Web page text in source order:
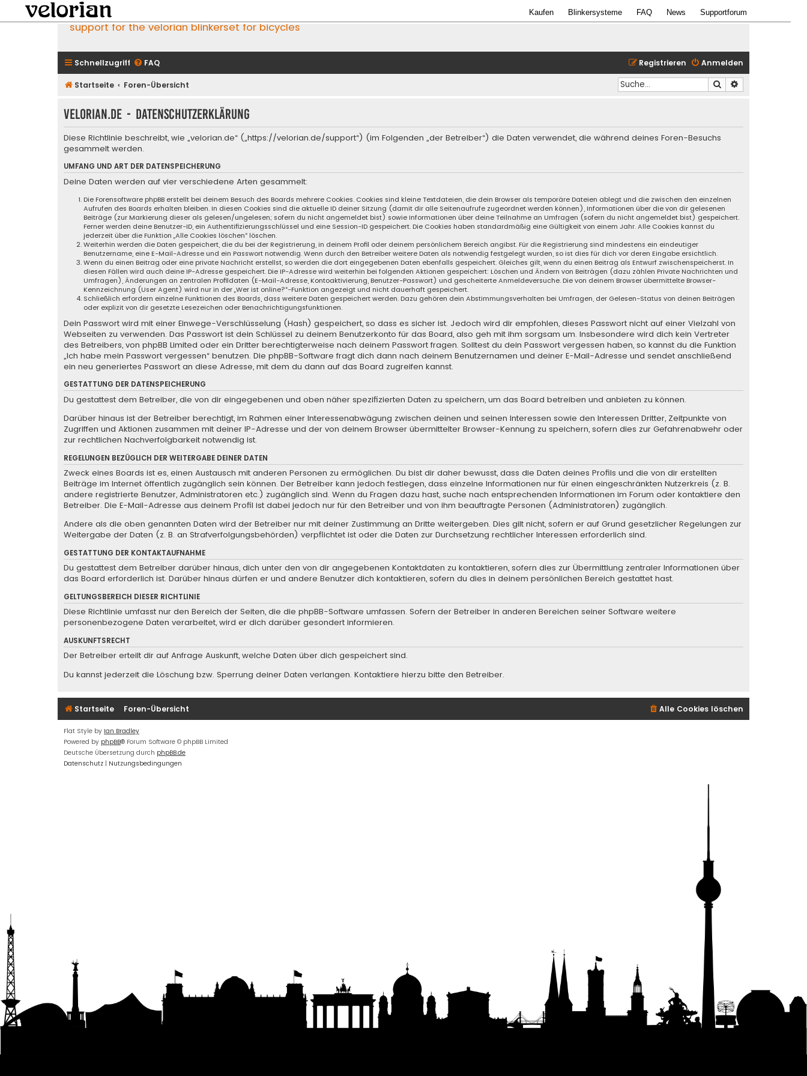
Kaufen Blinkersysteme FAQ News Supportforum
support for the velorian blinkerset for bicycles
Schnellzugriff FAQ Anmelden
Registrieren
Startseite Foren-Übersicht Suche
velorian.de - Datenschutzerklärung
Diese Richtlinie beschreibt, wie „velorian.de“ („https://velorian.de/support“) (im Folgenden „der Betreiber“) die Daten verwendet, die während deines Foren-Besuchs
gesammelt werden.
UMFANG UND ART DER DATENSPEICHERUNG
Deine Daten werden auf vier verschiedene Arten gesammelt:
Die Forensoftware phpBB erstellt bei deinem Besuch des Boards mehrere Cookies. Cookies sind kleine Textdateien, die dein Browser als temporäre Dateien ablegt und die zwischen den einzelnen
Aufrufen des Boards erhalten bleiben. In diesen Cookies sind die aktuelle ID deiner Sitzung (damit dir alle Seitenaufrufe zugeordnet werden können), Informationen über die von dir gelesenen
Beiträge (zur Markierung dieser als gelesen/ungelesen; sofern du nicht angemeldet bist) sowie Informationen über deine Teilnahme an Umfragen (sofern du nicht angemeldet bist) gespeichert.
Ferner werden deine Benutzer-ID, ein Authentifizierungsschlüssel und eine Session-ID gespeichert. Die Cookies haben standardmäßig eine Gültigkeit von einem Jahr. Alle Cookies kannst du
jederzeit über die Funktion „Alle Cookies löschen“ löschen.
Weiterhin werden die Daten gespeichert, die du bei der Registrierung, in deinem Profil oder deinem persönlichem Bereich angibst. Für die Registrierung sind mindestens ein eindeutiger
Benutzername, eine E-Mail-Adresse und ein Passwort notwendig. Wenn durch den Betreiber weitere Daten als notwendig festgelegt wurden, so ist dies für dich vor deren Eingabe ersichtlich.
Wenn du einen Beitrag oder eine private Nachricht erstellst, so werden die dort eingegebenen Daten ebenfalls gespeichert. Gleiches gilt, wenn du einen Beitrag als Entwurf zwischenspeicherst. In
diesen Fällen wird auch deine IP-Adresse gespeichert. Die IP-Adresse wird weiterhin bei folgenden Aktionen gespeichert: Löschen und Ändern von Beiträgen (dazu zählen Private Nachrichten und
Umfragen), Änderungen an zentralen Profildaten (E-Mail-Adresse, Kontoaktivierung, Benutzer-Passwort) und gescheiterte Anmeldeversuche. Die von deinem Browser übermittelte Browser-
Kennzeichnung (User Agent) wird nur in der „Wer ist online?“-Funktion angezeigt und nicht dauerhaft gespeichert.
Schließlich erfordern einzelne Funktionen des Boards, dass weitere Daten gespeichert werden. Dazu gehören dein Abstimmungsverhalten bei Umfragen, der Gelesen-Status von deinen Beiträgen
oder explizit von dir gesetzte Lesezeichen oder Benachrichtigungsfunktionen.
Dein Passwort wird mit einer Einwege-Verschlüsselung (Hash) gespeichert, so dass es sicher ist. Jedoch wird dir empfohlen, dieses Passwort nicht auf einer Vielzahl von
Webseiten zu verwenden. Das Passwort ist dein Schlüssel zu deinem Benutzerkonto für das Board, also geh mit ihm sorgsam um. Insbesondere wird dich kein Vertreter
des Betreibers, von phpBB Limited oder ein Dritter berechtigterweise nach deinem Passwort fragen. Solltest du dein Passwort vergessen haben, so kannst du die Funktion
„Ich habe mein Passwort vergessen“ benutzen. Die phpBB-Software fragt dich dann nach deinem Benutzernamen und deiner E-Mail-Adresse und sendet anschließend
ein neu generiertes Passwort an diese Adresse, mit dem du dann auf das Board zugreifen kannst.
GESTATTUNG DER DATENSPEICHERUNG
Du gestattest dem Betreiber, die von dir eingegebenen und oben näher spezifizierten Daten zu speichern, um das Board betreiben und anbieten zu können.
Darüber hinaus ist der Betreiber berechtigt, im Rahmen einer Interessenabwägung zwischen deinen und seinen Interessen sowie den Interessen Dritter, Zeitpunkte von
Zugriffen und Aktionen zusammen mit deiner IP-Adresse und der von deinem Browser übermittelter Browser-Kennung zu speichern, sofern dies zur Gefahrenabwehr oder
zur rechtlichen Nachverfolgbarkeit notwendig ist.
REGELUNGEN BEZÜGLICH DER WEITERGABE DEINER DATEN
Zweck eines Boards ist es, einen Austausch mit anderen Personen zu ermöglichen. Du bist dir daher bewusst, dass die Daten deines Profils und die von dir erstellten
Beiträge im Internet öffentlich zugänglich sein können. Der Betreiber kann jedoch festlegen, dass einzelne Informationen nur für einen eingeschränkten Nutzerkreis (z. B.
andere registrierte Benutzer, Administratoren etc.) zugänglich sind. Wenn du Fragen dazu hast, suche nach entsprechenden Informationen im Forum oder kontaktiere den
Betreiber. Die E-Mail-Adresse aus deinem Profil ist dabei jedoch nur für den Betreiber und von ihm beauftragte Personen (Administratoren) zugänglich.
Andere als die oben genannten Daten wird der Betreiber nur mit deiner Zustimmung an Dritte weitergeben. Dies gilt nicht, sofern er auf Grund gesetzlicher Regelungen zur
Weitergabe der Daten (z. B. an Strafverfolgungsbehörden) verpflichtet ist oder die Daten zur Durchsetzung rechtlicher Interessen erforderlich sind.
GESTATTUNG DER KONTAKTAUFNAHME
Du gestattest dem Betreiber darüber hinaus, dich unter den von dir angegebenen Kontaktdaten zu kontaktieren, sofern dies zur Übermittlung zentraler Informationen über
das Board erforderlich ist. Darüber hinaus dürfen er und andere Benutzer dich kontaktieren, sofern du dies in deinem persönlichen Bereich gestattet hast.
GELTUNGSBEREICH DIESER RICHTLINIE
Diese Richtlinie umfasst nur den Bereich der Seiten, die die phpBB-Software umfassen. Sofern der Betreiber in anderen Bereichen seiner Software weitere
personenbezogene Daten verarbeitet, wird er dich darüber gesondert informieren.
AUSKUNFTSRECHT
Der Betreiber erteilt dir auf Anfrage Auskunft, welche Daten über dich gespeichert sind.
Du kannst jederzeit die Löschung bzw. Sperrung deiner Daten verlangen. Kontaktiere hierzu bitte den Betreiber.
Startseite Foren-Übersicht Alle Cookies löschen
Flat Style by Ian Bradley
Powered by phpBB® Forum Software © phpBB Limited
Deutsche Übersetzung durch phpBB.de
Datenschutz | Nutzungsbedingungen